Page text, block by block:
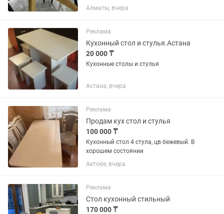
в разложенном — 2,50 м. Цена за все:
110000тг. 📍 Пишите на
Алматы, вчера
Реклама
Кухонный стол и стулья.Астана
20 000 ₸
Кухонные столы и стулья
Астана, вчера
Реклама
Продам кух стол и стулья
100 000 ₸
Кухонный стол 4 стула, цв бежевый. В
хорошем состоянии
Актобе, вчера
Реклама
Стол кухонный стильный
170 000 ₸